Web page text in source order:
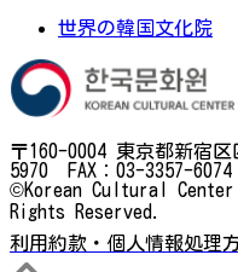
世界の韓国文化院
〒160-0004 東京都新宿
5970 FAX：03-3357-
©Korean Cultural Center
Rights Reserved.
利用約款・個人情報処理